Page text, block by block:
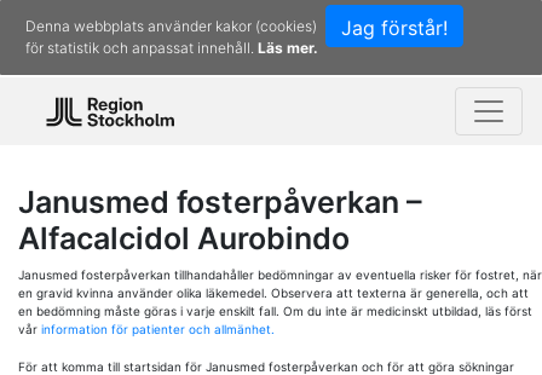
Jag förstår!
Denna webbplats använder kakor (cookies)
för statistik och anpassat innehåll. Läs mer.
Janusmed fosterpåverkan –
Alfacalcidol Aurobindo
Janusmed fosterpåverkan tillhandahåller bedömningar av eventuella risker för fostret, när
en gravid kvinna använder olika läkemedel. Observera att texterna är generella, och att
en bedömning måste göras i varje enskilt fall. Om du inte är medicinskt utbildad, läs först
vår information för patienter och allmänhet.
För att komma till startsidan för Janusmed fosterpåverkan och för att göra sökningar